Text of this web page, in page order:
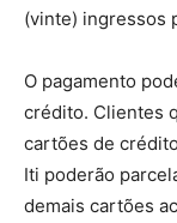
(vinte) ingressos
O pagamento
crédito. Clientes
cartões de
Iti poderão
demais cartões